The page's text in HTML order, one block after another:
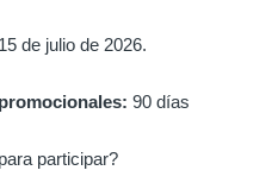
de julio de 2026.
90 días
participar?